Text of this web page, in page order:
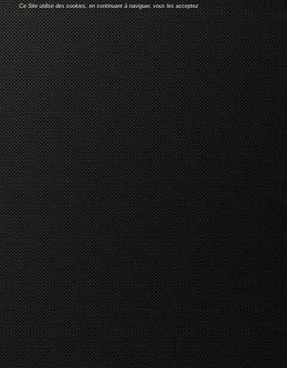
Ce Site utilise des cookies, en continuant à naviguer, vous les acceptez